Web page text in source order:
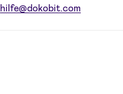
hilfe@dokobit.com